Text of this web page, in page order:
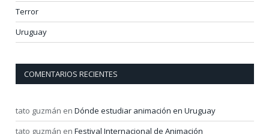
Terror
Uruguay
COMENTARIOS RECIENTES
tato guzmán en Dónde estudiar animación en Uruguay
tato guzmán en Festival Internacional de Animación